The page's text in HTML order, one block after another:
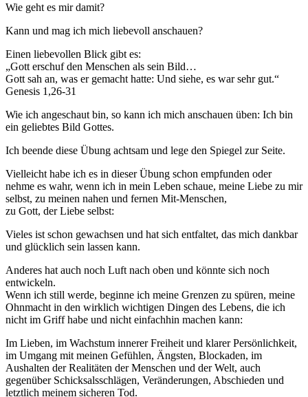
Wie geht es mir damit?
Kann und mag ich mich liebevoll anschauen?
Einen liebevollen Blick gibt es:
„Gott erschuf den Menschen als sein Bild…
Gott sah an, was er gemacht hatte: Und siehe, es war sehr gut.“
Genesis 1,26-31
Wie ich angeschaut bin, so kann ich mich anschauen üben: Ich bin
ein geliebtes Bild Gottes.
Ich beende diese Übung achtsam und lege den Spiegel zur Seite.
Vielleicht habe ich es in dieser Übung schon empfunden oder
nehme es wahr, wenn ich in mein Leben schaue, meine Liebe zu mir
selbst, zu meinen nahen und fernen Mit-Menschen,
zu Gott, der Liebe selbst:
Vieles ist schon gewachsen und hat sich entfaltet, das mich dankbar
und glücklich sein lassen kann.
Anderes hat auch noch Luft nach oben und könnte sich noch
entwickeln.
Wenn ich still werde, beginne ich meine Grenzen zu spüren, meine
Ohnmacht in den wirklich wichtigen Dingen des Lebens, die ich
nicht im Griff habe und nicht einfachhin machen kann:
Im Lieben, im Wachstum innerer Freiheit und klarer Persönlichkeit,
im Umgang mit meinen Gefühlen, Ängsten, Blockaden, im
Aushalten der Realitäten der Menschen und der Welt, auch
gegenüber Schicksalsschlägen, Veränderungen, Abschieden und
letztlich meinem sicheren Tod.